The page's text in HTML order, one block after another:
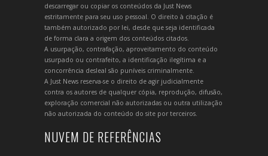
descarregar ou copiar os conteúdos da Just News
estritamente para seu uso pessoal. O direito à citação é
também autorizado por lei, desde que seja identificada
de forma clara a origem dos conteúdos citados.
A usurpação, contrafação, aproveitamento do conteúdo
usurpado ou contrafeito, a identificação ilegítima e a
concorrência desleal são puníveis criminalmente.
A Just News reserva-se o direito de agir judicialmente
contra os autores de qualquer cópia, reprodução, difusão,
exploração comercial não autorizadas ou outra utilização
não autorizada do conteúdo do site por terceiros.
NUVEM DE REFERÊNCIAS